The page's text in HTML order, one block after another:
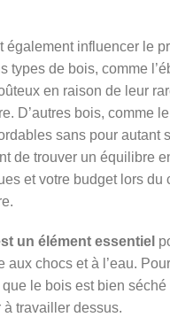
également influencer le
types de bois, comme
en raison de leur
D’autres bois, comme
sans pour autant
de trouver un équilibre
et votre budget lors du
un élément essentiel
aux chocs et à l’eau.
le bois est bien séché
travailler dessus.